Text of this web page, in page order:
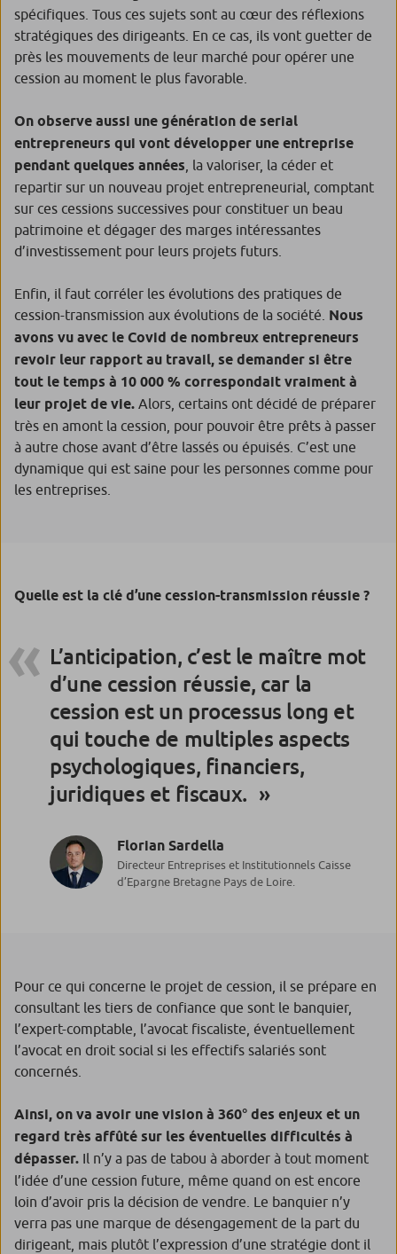
spécifiques. Tous ces sujets sont au cœur des réflexions
stratégiques des dirigeants. En ce cas, ils vont guetter de
près les mouvements de leur marché pour opérer une
cession au moment le plus favorable.
On observe aussi une génération de serial
entrepreneurs qui vont développer une entreprise
pendant quelques années , la valoriser, la céder et
repartir sur un nouveau projet entrepreneurial, comptant
sur ces cessions successives pour constituer un beau
patrimoine et dégager des marges intéressantes
d’investissement pour leurs projets futurs.
Enfin, il faut corréler les évolutions des pratiques de
cession-transmission aux évolutions de la société. Nous
avons vu avec le Covid de nombreux entrepreneurs
revoir leur rapport au travail, se demander si être
tout le temps à 10 000 % correspondait vraiment à
leur projet de vie. Alors, certains ont décidé de préparer
très en amont la cession, pour pouvoir être prêts à passer
à autre chose avant d’être lassés ou épuisés. C’est une
dynamique qui est saine pour les personnes comme pour
les entreprises.
Quelle est la clé d’une cession-transmission réussie ?
L’anticipation, c’est le maître mot
d’une cession réussie, car la
cession est un processus long et
qui touche de multiples aspects
psychologiques, financiers,
juridiques et fiscaux.
Florian Sardella
Directeur Entreprises et Institutionnels Caisse
d’Epargne Bretagne Pays de Loire.
Pour ce qui concerne le projet de cession, il se prépare en
consultant les tiers de confiance que sont le banquier,
l’expert-comptable, l’avocat fiscaliste, éventuellement
l’avocat en droit social si les effectifs salariés sont
concernés.
Ainsi, on va avoir une vision à 360° des enjeux et un
regard très affûté sur les éventuelles difficultés à
dépasser. Il n’y a pas de tabou à aborder à tout moment
l’idée d’une cession future, même quand on est encore
loin d’avoir pris la décision de vendre. Le banquier n’y
verra pas une marque de désengagement de la part du
dirigeant, mais plutôt l’expression d’une stratégie dont il